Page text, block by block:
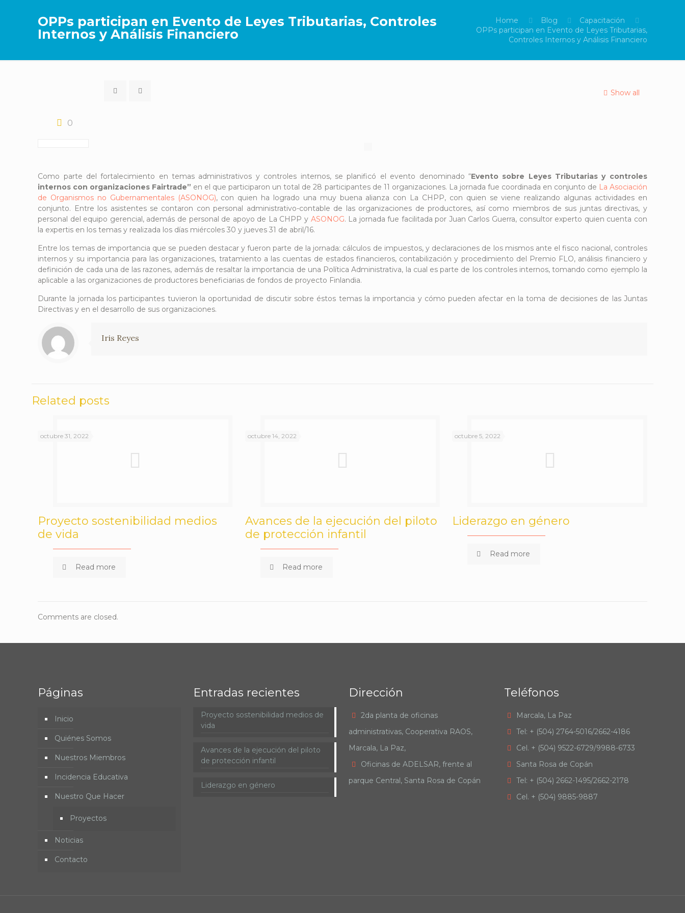
OPPs participan en Evento de Leyes Tributarias, Controles
Internos y Análisis Financiero
Home Blog
Capacitación
OPPs participan en Evento de Leyes Tributarias,
Controles Internos y Análisis Financiero
Show all
0
Como parte del fortalecimiento en temas administrativos y controles internos, se planificó el evento denominado “Evento sobre Leyes Tributarias y controles
internos con organizaciones Fairtrade” en el que participaron un total de 28 participantes de 11 organizaciones. La jornada fue coordinada en conjunto de La Asociación
de Organismos no Gubernamentales (ASONOG), con quien ha logrado una muy buena alianza con La CHPP, con quien se viene realizando algunas actividades en
conjunto. Entre los asistentes se contaron con personal administrativo-contable de las organizaciones de productores, así como miembros de sus juntas directivas, y
personal del equipo gerencial, además de personal de apoyo de La CHPP y ASONOG. La jornada fue facilitada por Juan Carlos Guerra, consultor experto quien cuenta con
la expertis en los temas y realizada los días miércoles 30 y jueves 31 de abril/16.
Entre los temas de importancia que se pueden destacar y fueron parte de la jornada: cálculos de impuestos, y declaraciones de los mismos ante el fisco nacional, controles
internos y su importancia para las organizaciones, tratamiento a las cuentas de estados financieros, contabilización y procedimiento del Premio FLO, análisis financiero y
definición de cada una de las razones, además de resaltar la importancia de una Política Administrativa, la cual es parte de los controles internos, tomando como ejemplo la
aplicable a las organizaciones de productores beneficiarias de fondos de proyecto Finlandia.
Durante la jornada los participantes tuvieron la oportunidad de discutir sobre éstos temas la importancia y cómo pueden afectar en la toma de decisiones de las Juntas
Directivas y en el desarrollo de sus organizaciones.
Iris Reyes
Related posts
octubre 31, 2022
Proyecto sostenibilidad medios
de vida
Read more
octubre 14, 2022
Avances de la ejecución del piloto
de protección infantil
Read more
octubre 5, 2022
Liderazgo en género
Read more
Comments are closed.
Páginas
Inicio
Quiénes Somos
Nuestros Miembros
Incidencia Educativa
Nuestro Que Hacer
Proyectos
Noticias
Contacto
Entradas recientes
Proyecto sostenibilidad medios de
vida
Avances de la ejecución del piloto
de protección infantil
Liderazgo en género
Dirección
2da planta de oficinas
administrativas, Cooperativa RAOS,
Marcala, La Paz,
Oficinas de ADELSAR, frente al
parque Central, Santa Rosa de Copán
Teléfonos
Marcala, La Paz
Tel: + (504) 2764-5016/2662-4186
Cel. + (504) 9522-6729/9988-6733
Santa Rosa de Copán
Tel: + (504) 2662-1495/2662-2178
Cel. + (504) 9885-9887